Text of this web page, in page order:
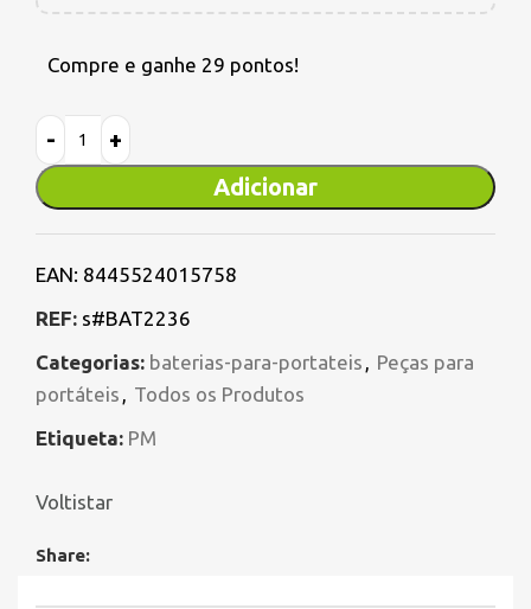
Compre e ganhe 29 pontos!
Adicionar
EAN: 8445524015758
REF: s#BAT2236
Categorias: baterias-para-portateis
Peças para
portáteis
Todos os Produtos
Etiqueta: PM
Voltistar
Share: